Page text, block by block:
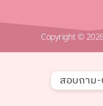
Copyright ©
สอบถาม